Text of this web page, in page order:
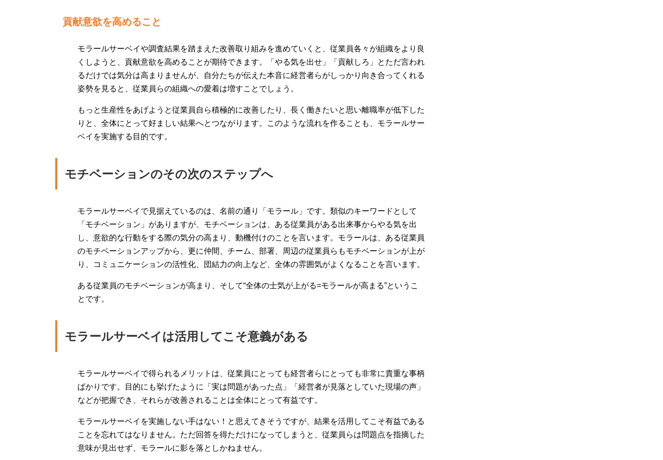
貢献意欲を高めること
モラールサーベイや調査結果を踏まえた改善取り組みを進めていくと、従業員各々が組織をより良
くしようと、貢献意欲を高めることが期待できます。「やる気を出せ」「貢献しろ」とただ言われ
るだけでは気分は高まりませんが、自分たちが伝えた本音に経営者らがしっかり向き合ってくれる
姿勢を見ると、従業員らの組織への愛着は増すことでしょう。
もっと生産性をあげようと従業員自ら積極的に改善したり、長く働きたいと思い離職率が低下した
りと、全体にとって好ましい結果へとつながります。このような流れを作ることも、モラールサー
ベイを実施する目的です。
モチベーションのその次のステップへ
モラールサーベイで見据えているのは、名前の通り「モラール」です。類似のキーワードとして
「モチベーション」がありますが、モチベーションは、ある従業員がある出来事からやる気を出
し、意欲的な行動をする際の気分の高まり、動機付けのことを言います。モラールは、ある従業員
のモチベーションアップから、更に仲間、チーム、部署、周辺の従業員らもモチベーションが上が
り、コミュニケーションの活性化、団結力の向上など、全体の雰囲気がよくなることを言います。
ある従業員のモチベーションが高まり、そして“全体の士気が上がる=モラールが高まる”というこ
とです。
モラールサーベイは活用してこそ意義がある
モラールサーベイで得られるメリットは、従業員にとっても経営者らにとっても非常に貴重な事柄
ばかりです。目的にも挙げたように「実は問題があった点」「経営者が見落としていた現場の声」
などが把握でき、それらが改善されることは全体にとって有益です。
モラールサーベイを実施しない手はない！と思えてきそうですが、結果を活用してこそ有益である
ことを忘れてはなりません。ただ回答を得ただけになってしまうと、従業員らは問題点を指摘した
意味が見出せず、モラールに影を落としかねません。